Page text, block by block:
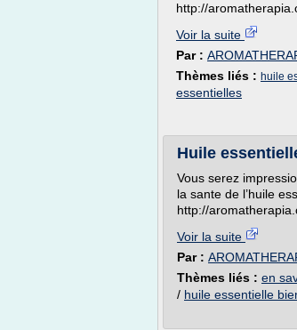
http://
Voir la suite
Par :
Thèmes liés : huile
essentielles
Huile
Vous serez
la sante de l’huile
http://
Voir la suite
Par :
Thèmes liés : en
/ huile essentielle